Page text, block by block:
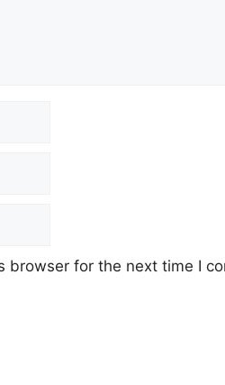
browser for the next time I